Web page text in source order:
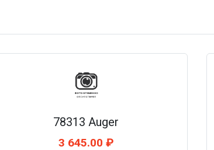
78313 Auger
3 645.00 ₽